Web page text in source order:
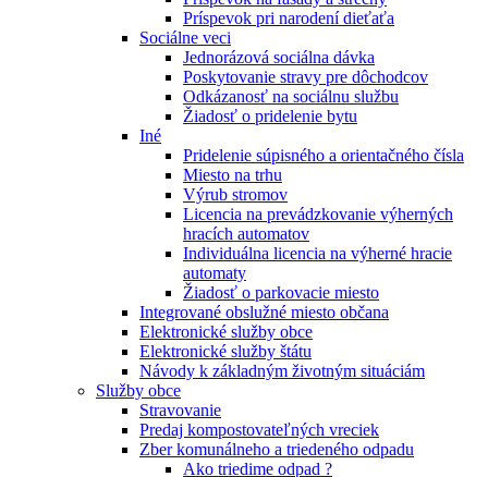
Príspevok pri narodení dieťaťa
Sociálne veci
Jednorázová sociálna dávka
Poskytovanie stravy pre dôchodcov
Odkázanosť na sociálnu službu
Žiadosť o pridelenie bytu
Iné
Pridelenie súpisného a orientačného čísla
Miesto na trhu
Výrub stromov
Licencia na prevádzkovanie výherných
hracích automatov
Individuálna licencia na výherné hracie
automaty
Žiadosť o parkovacie miesto
Integrované obslužné miesto občana
Elektronické služby obce
Elektronické služby štátu
Návody k základným životným situáciám
Služby obce
Stravovanie
Predaj kompostovateľných vreciek
Zber komunálneho a triedeného odpadu
Ako triedime odpad ?